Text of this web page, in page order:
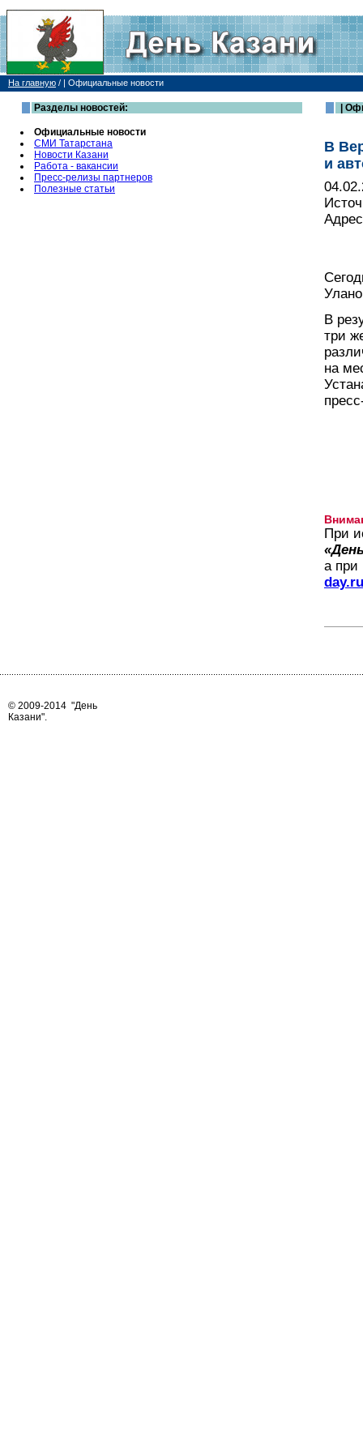
На главную / | Официальные новости
Разделы новостей:
Официальные новости
СМИ Татарстана
Новости Казани
Работа - вакансии
Пресс-релизы партнеров
Полезные статьи
|
В
и
В
три
на
При
а при
day.ru
© 2009-2014 "День
Казани".